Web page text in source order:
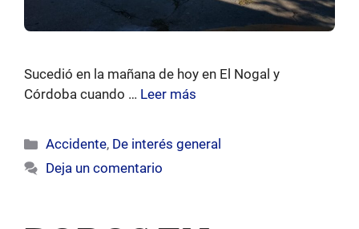
Sucedió en la mañana de hoy en El Nogal y
Córdoba cuando … Leer más
Categorías
Accidente, De interés general
Deja un comentario